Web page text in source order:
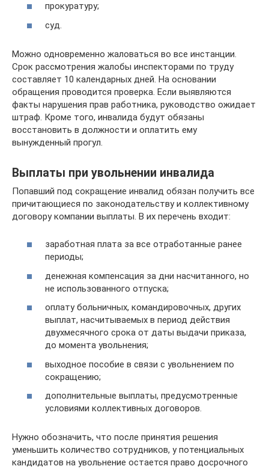
прокуратуру;
суд.
Можно одновременно жаловаться во все инстанции.
Срок рассмотрения жалобы инспекторами по труду
составляет 10 календарных дней. На основании
обращения проводится проверка. Если выявляются
факты нарушения прав работника, руководство ожидает
штраф. Кроме того, инвалида будут обязаны
восстановить в должности и оплатить ему
вынужденный прогул.
Выплаты при увольнении инвалида
Попавший под сокращение инвалид обязан получить все
причитающиеся по законодательству и коллективному
договору компании выплаты. В их перечень входит:
заработная плата за все отработанные ранее
периоды;
денежная компенсация за дни насчитанного, но
не использованного отпуска;
оплату больничных, командировочных, других
выплат, насчитываемых в период действия
двухмесячного срока от даты выдачи приказа,
до момента увольнения;
выходное пособие в связи с увольнением по
сокращению;
дополнительные выплаты, предусмотренные
условиями коллективных договоров.
Нужно обозначить, что после принятия решения
уменьшить количество сотрудников, у потенциальных
кандидатов на увольнение остается право досрочного